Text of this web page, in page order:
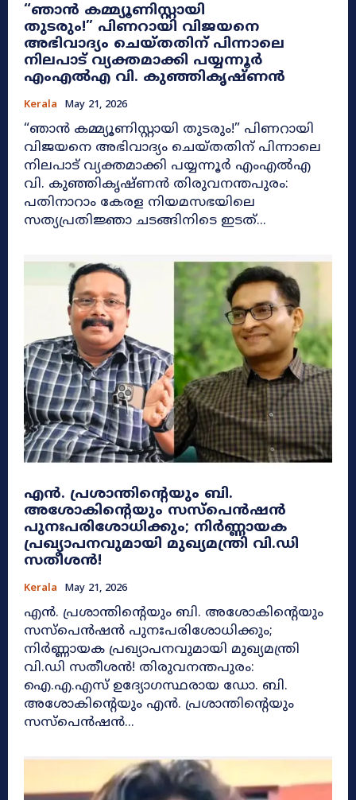
​“ഞാൻ കമ്മ്യൂണിസ്റ്റായി
തുടരും!” പിണറായി വിജയനെ
അഭിവാദ്യം ചെയ്തതിന് പിന്നാലെ
നിലപാട് വ്യക്തമാക്കി പയ്യന്നൂർ
എംഎൽഎ വി. കുഞ്ഞികൃഷ്ണൻ
Kerala May 21, 2026
​“ഞാൻ കമ്മ്യൂണിസ്റ്റായി തുടരും!” പിണറായി
വിജയനെ അഭിവാദ്യം ചെയ്തതിന് പിന്നാലെ
നിലപാട് വ്യക്തമാക്കി പയ്യന്നൂർ എംഎൽഎ
വി. കുഞ്ഞികൃഷ്ണൻ തിരുവനന്തപുരം:
പതിനാറാം കേരള നിയമസഭയിലെ
സത്യപ്രതിജ്ഞാ ചടങ്ങിനിടെ ഇടത്...
എൻ. പ്രശാന്തിന്റെയും ബി.
അശോകിന്റെയും സസ്പെൻഷൻ
പുനഃപരിശോധിക്കും; നിർണ്ണായക
പ്രഖ്യാപനവുമായി മുഖ്യമന്ത്രി വി.ഡി
സതീശൻ!
Kerala May 21, 2026
എൻ. പ്രശാന്തിന്റെയും ബി. അശോകിന്റെയും
സസ്പെൻഷൻ പുനഃപരിശോധിക്കും;
നിർണ്ണായക പ്രഖ്യാപനവുമായി മുഖ്യമന്ത്രി
വി.ഡി സതീശൻ! തിരുവനന്തപുരം:
ഐ.എ.എസ് ഉദ്യോഗസ്ഥരായ ഡോ. ബി.
അശോകിന്റെയും എൻ. പ്രശാന്തിന്റെയും
സസ്പെൻഷൻ...